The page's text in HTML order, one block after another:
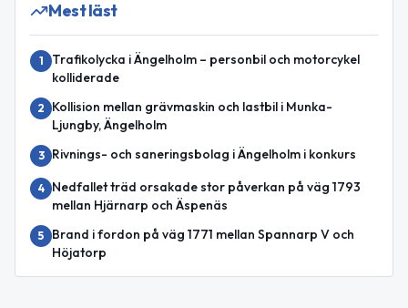
Mest läst
1
Trafikolycka i Ängelholm – personbil och motorcykel
kolliderade
2
Kollision mellan grävmaskin och lastbil i Munka-
Ljungby, Ängelholm
3 Rivnings- och saneringsbolag i Ängelholm i konkurs
4
Nedfallet träd orsakade stor påverkan på väg 1793
mellan Hjärnarp och Äspenäs
5
Brand i fordon på väg 1771 mellan Spannarp V och
Höjatorp